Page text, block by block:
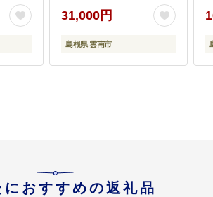
ネ 1
・化
市/
ット 計4点 貯水肌 保水
乳液 美容 美肌 メイク
スキンケア 島根県雲南
（株） [AIDU005]
31,000円
島根県 雲南市
におすすめの返礼品